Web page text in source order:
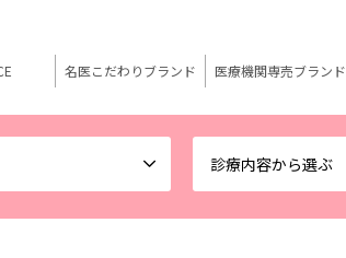
診療内容から選ぶ
名医こだわりブランド 医療機関専売ブランド